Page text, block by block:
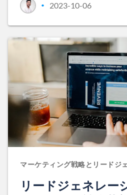
• 2023-10-06
マーケティング戦略とリードジ
リードジェネレー